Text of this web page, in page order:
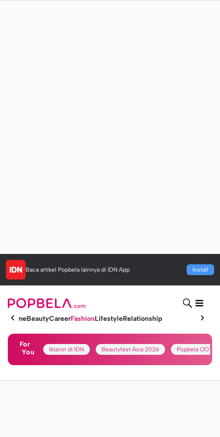
Baca artikel Popbela lainnya di IDN App Install
HomeBeautyCareerFashionLifestyleRelationship
For
You
Iklanin di IDN Beautyfest Asia 2026 Popbela OOTD